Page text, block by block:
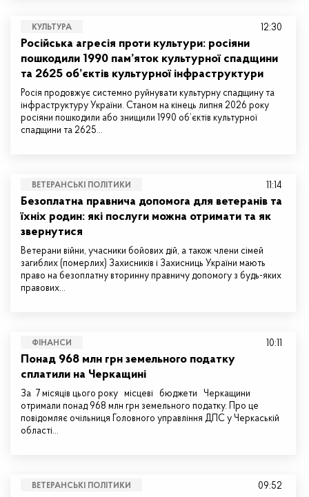
КУЛЬТУРА
Російська агресія проти культури: росіяни
пошкодили 1990 пам’яток культурної спадщини
та 2625 об’єктів культурної інфраструктури
Росія продовжує системно руйнувати культурну спадщину та
інфраструктуру України. Станом на кінець липня 2026 року
росіяни пошкодили або знищили 1990 об’єктів культурної
спадщини та 2625…
12:30
ВЕТЕРАНСЬКІ ПОЛІТИКИ
Безоплатна правнича допомога для ветеранів та
їхніх родин: які послуги можна отримати та як
звернутися
Ветерани війни, учасники бойових дій, а також члени сімей
загиблих (померлих) Захисників і Захисниць України мають
право на безоплатну вторинну правничу допомогу з будь-яких
правових…
11:14
ФІНАНСИ
Понад 968 млн грн земельного податку
сплатили на Черкащині
За 7 місяців цього року місцеві бюджети Черкащини
отримали понад 968 млн грн земельного податку. Про це
повідомляє очільниця Головного управління ДПС у Черкаській
області…
10:11
ВЕТЕРАНСЬКІ ПОЛІТИКИ 09:52